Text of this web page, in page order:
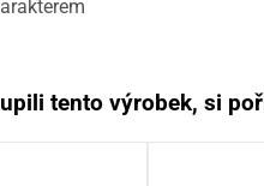
tento výrobek, si